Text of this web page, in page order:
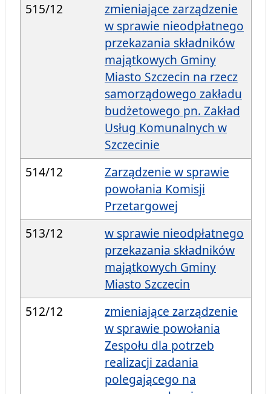
515/12
zmieniające zarządzenie
w sprawie nieodpłatnego
przekazania składników
majątkowych Gminy
Miasto Szczecin na rzecz
samorządowego zakładu
budżetowego pn. Zakład
Usług Komunalnych w
Szczecinie
514/12
Zarządzenie w sprawie
powołania Komisji
Przetargowej
513/12
w sprawie nieodpłatnego
przekazania składników
majątkowych Gminy
Miasto Szczecin
512/12
zmieniające zarządzenie
w sprawie powołania
Zespołu dla potrzeb
realizacji zadania
polegającego na